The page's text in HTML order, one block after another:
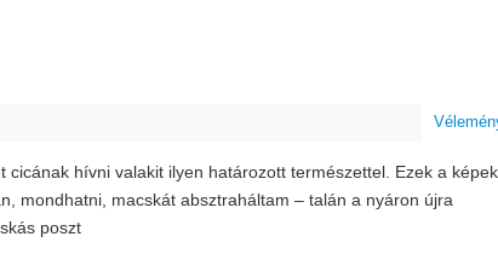
hívni valakit ilyen határozott természettel. Ezek a képek
mondhatni, macskát absztraháltam – talán a nyáron újra
poszt